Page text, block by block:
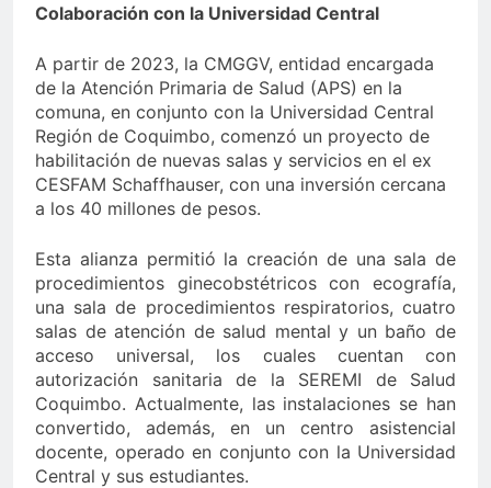
Colaboración con la Universidad Central
A partir de 2023, la CMGGV, entidad encargada
de la Atención Primaria de Salud (APS) en la
comuna, en conjunto con la Universidad Central
Región de Coquimbo, comenzó un proyecto de
habilitación de nuevas salas y servicios en el ex
CESFAM Schaffhauser, con una inversión cercana
a los 40 millones de pesos.
Esta alianza permitió la creación de una sala de
procedimientos ginecobstétricos con ecografía,
una sala de procedimientos respiratorios, cuatro
salas de atención de salud mental y un baño de
acceso universal, los cuales cuentan con
autorización sanitaria de la SEREMI de Salud
Coquimbo. Actualmente, las instalaciones se han
convertido, además, en un centro asistencial
docente, operado en conjunto con la Universidad
Central y sus estudiantes.